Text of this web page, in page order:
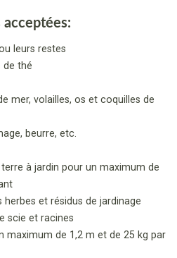
acceptées:
leurs restes
de thé
mer, volailles, os et coquilles de
beurre, etc.
à jardin pour un maximum de
herbes et résidus de jardinage
scie et racines
maximum de 1,2 m et de 25 kg par